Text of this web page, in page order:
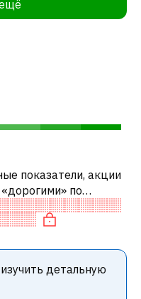
показатели, акции
по
В
по P/
детальную